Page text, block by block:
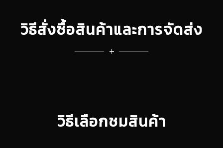
วิธีสั่งซื้อสินค้าและการจัดส่ง
วิธีเลือกชมสินค้า